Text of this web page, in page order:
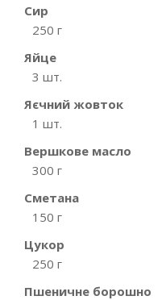
Сир
250 г
Яйце
3 шт.
Яєчний жовток
1 шт.
Вершкове масло
300 г
Сметана
150 г
Цукор
250 г
Пшеничне борошно